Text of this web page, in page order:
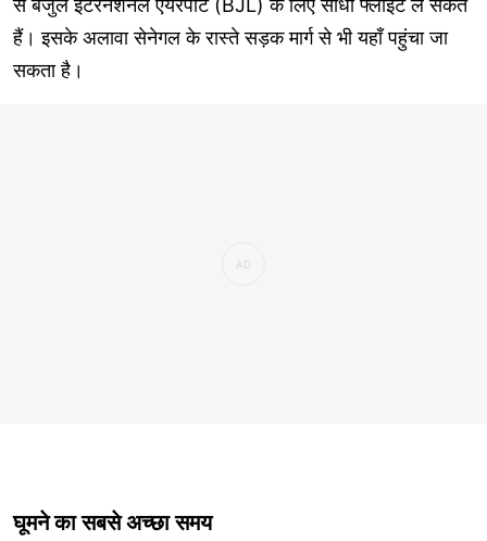
हैं। इसके अलावा सेनेगल के रास्ते सड़क मार्ग से भी यहाँ पहुंचा जा
सकता है।
घूमने का सबसे अच्छा समय